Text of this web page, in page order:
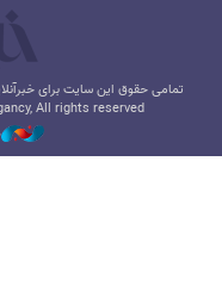
تمامی حقوق این سایت برای
All rights reserved